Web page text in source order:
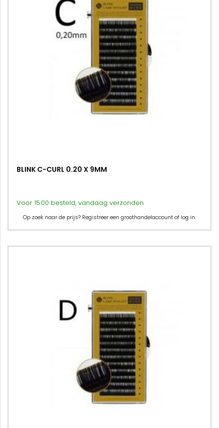
BLINK C-CURL 0.20 X 9MM
Voor 15:00 besteld, vandaag verzonden
Op zoek naar de prijs? Registreer een groothandelaccount of log in.